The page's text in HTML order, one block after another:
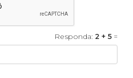
Responda: 2 + 5 =